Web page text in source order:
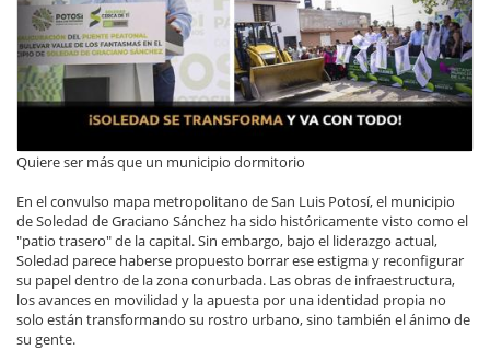
Quiere ser más que un municipio dormitorio
En el convulso mapa metropolitano de San Luis Potosí, el municipio
de Soledad de Graciano Sánchez ha sido históricamente visto como el
"patio trasero" de la capital. Sin embargo, bajo el liderazgo actual,
Soledad parece haberse propuesto borrar ese estigma y reconfigurar
su papel dentro de la zona conurbada. Las obras de infraestructura,
los avances en movilidad y la apuesta por una identidad propia no
solo están transformando su rostro urbano, sino también el ánimo de
su gente.